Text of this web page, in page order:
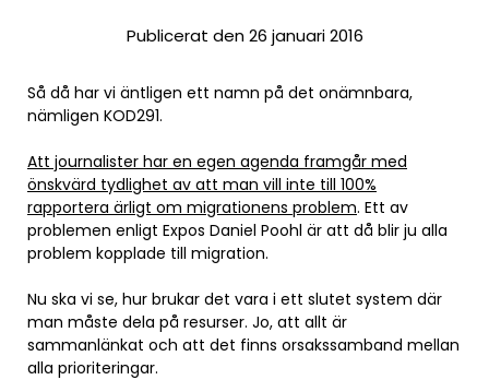
Publicerat den 26 januari 2016
Så då har vi äntligen ett namn på det onämnbara,
nämligen KOD291.
Att journalister har en egen agenda framgår med
önskvärd tydlighet av att man vill inte till 100%
rapportera ärligt om migrationens problem. Ett av
problemen enligt Expos Daniel Poohl är att då blir ju alla
problem kopplade till migration.
Nu ska vi se, hur brukar det vara i ett slutet system där
man måste dela på resurser. Jo, att allt är
sammanlänkat och att det finns orsakssamband mellan
alla prioriteringar.